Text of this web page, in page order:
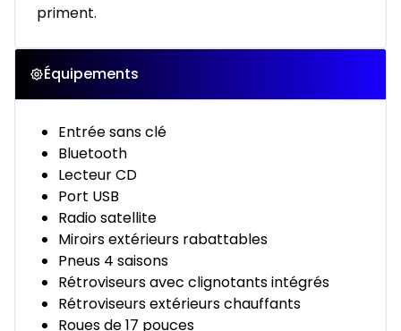
priment.
Équipements
Entrée sans clé
Bluetooth
Lecteur CD
Port USB
Radio satellite
Miroirs extérieurs rabattables
Pneus 4 saisons
Rétroviseurs avec clignotants intégrés
Rétroviseurs extérieurs chauffants
Roues de 17 pouces